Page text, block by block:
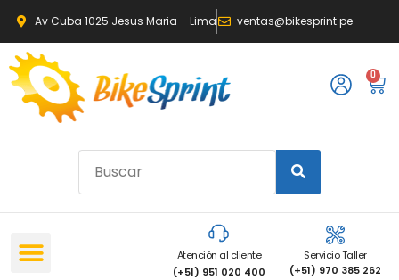
Av Cuba 1025 Jesus Maria – Lima ventas@bikesprint.pe
0
Atención al cliente
(+51) 951 020 400
Servicio Taller
(+51) 970 385 262